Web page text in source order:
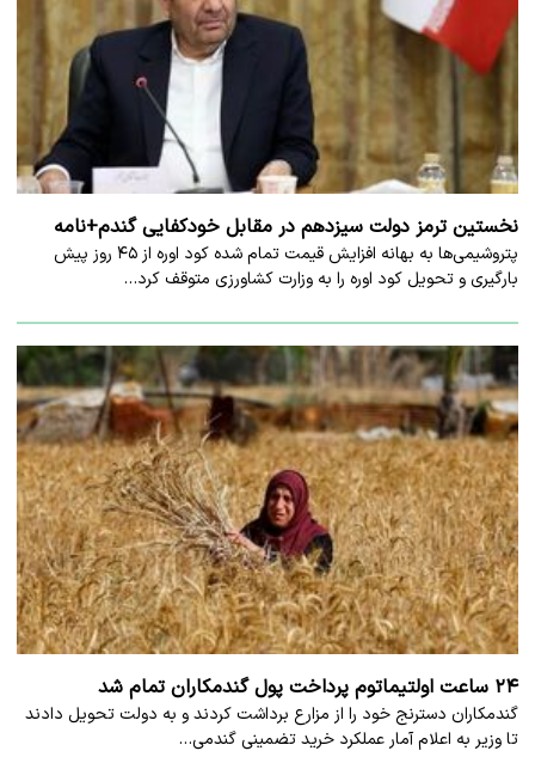
نخستین ترمز دولت سیزدهم در مقابل خودکفایی گندم+نامه
پتروشیمی‌ها به بهانه افزایش قیمت تمام شده کود اوره از ۴۵ روز پیش
بارگیری و تحویل کود اوره را به وزارت کشاورزی متوقف کرد…
۲۴ ساعت اولتیماتوم پرداخت پول گندمکاران تمام شد
گندمکاران دسترنج خود را از مزارع برداشت کردند و به دولت تحویل دادند
تا وزیر به اعلام آمار عملکرد خرید تضمینی گندمی…